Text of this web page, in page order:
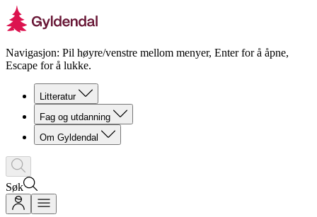
Navigasjon: Pil høyre/venstre mellom menyer, Enter for å åpne,
Escape for å lukke.
Litteratur
Fag og utdanning
Om Gyldendal
Søk